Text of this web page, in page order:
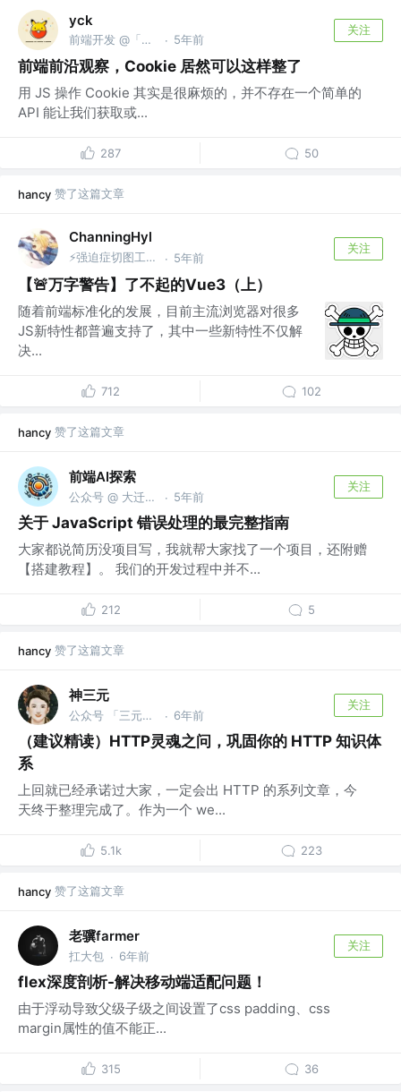
yck
前端开发 @「前端真好玩」公众号作者 · 5年前
关注
前端前沿观察，Cookie 居然可以这样整了
用 JS 操作 Cookie 其实是很麻烦的，并不存在一个简单的
API 能让我们获取或...
287 50
hancy 赞了这篇文章
ChanningHyl
⚡️强迫症切图工具人🛠 @Alibaba · 5年前
关注
【🚨万字警告】了不起的Vue3（上）
随着前端标准化的发展，目前主流浏览器对很多
JS新特性都普遍支持了，其中一些新特性不仅解
决...
712 102
hancy 赞了这篇文章
前端AI探索
公众号 @ 大迁世界 · 5年前
关注
关于 JavaScript 错误处理的最完整指南
大家都说简历没项目写，我就帮大家找了一个项目，还附赠
【搭建教程】。 我们的开发过程中并不...
212 5
hancy 赞了这篇文章
神三元
公众号 「三元同学」 @字节跳动 · 6年前
关注
（建议精读）HTTP灵魂之问，巩固你的 HTTP 知识体
系
上回就已经承诺过大家，一定会出 HTTP 的系列文章，今
天终于整理完成了。作为一个 we...
5.1k 223
hancy 赞了这篇文章
老骥farmer
扛大包 · 6年前
关注
flex深度剖析-解决移动端适配问题！
由于浮动导致父级子级之间设置了css padding、css
margin属性的值不能正...
315 36